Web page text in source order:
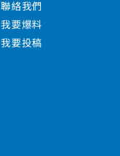
聯絡我們
我要爆料
我要投稿